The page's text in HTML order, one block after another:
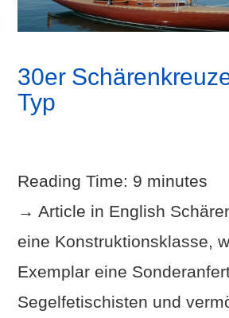
30er
Typ
Reading Time: 9 minutes
→ Article in English
eine Konstruktionsklasse,
Exemplar eine
Segelfetischisten und